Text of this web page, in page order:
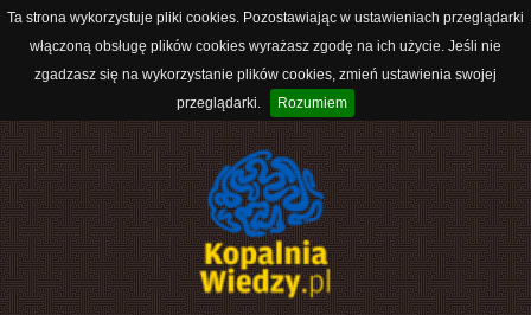
Ta strona wykorzystuje pliki cookies. Pozostawiając w ustawieniach przeglądarki
włączoną obsługę plików cookies wyrażasz zgodę na ich użycie. Jeśli nie
zgadzasz się na wykorzystanie plików cookies, zmień ustawienia swojej
przeglądarki.
Rozumiem